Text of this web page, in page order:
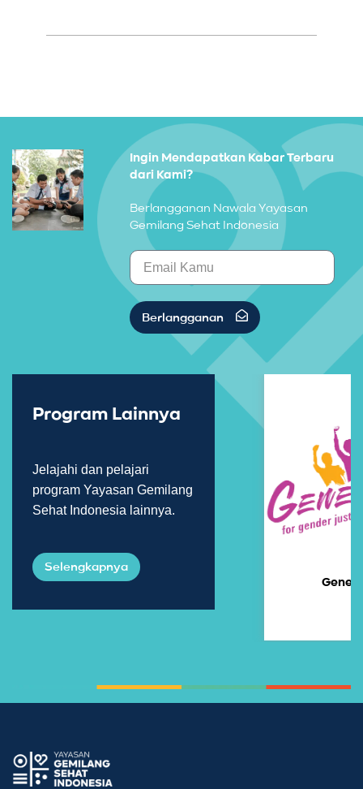
Ingin Mendapatkan Kabar Terbaru
dari Kami?
Berlangganan Nawala Yayasan
Gemilang Sehat Indonesia
Berlangganan
Program Lainnya
Jelajahi dan pelajari
program Yayasan Gemilang
Sehat Indonesia lainnya.
Selengkapnya